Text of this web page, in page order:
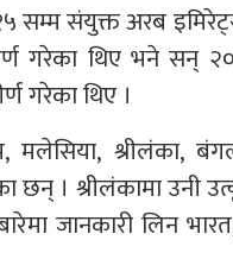
सम्म संयुक्त अरब
उत्तीर्ण गरेका थिए भने
गरेका थिए ।
मलेसिया, श्रीलंका,
। श्रीलंकामा उनी
जानकारी लिन